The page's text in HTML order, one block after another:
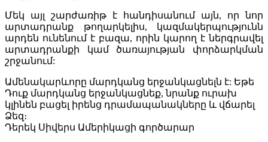
Մեկ այլ շարժառիթ է հանդիսանում այն, որ նոր
արտադրանք թողարկելիս, կազմակերպությունն
արդեն ունենում է բազա, որին կարող է ներգրավել
արտադրանքի կամ ծառայության փորձարկման
շրջանում:
Ամենակարևորը մարդկանց երջանկացնելն է: Եթե
Դուք մարդկանց երջանկացնեք, նրանք ուրախ
կլինեն բացել իրենց դրամապանակները և վճարել
Ձեզ։
Դերեկ Սիվերս Ամերիկացի գործարար